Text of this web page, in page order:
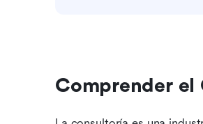
Comprender el